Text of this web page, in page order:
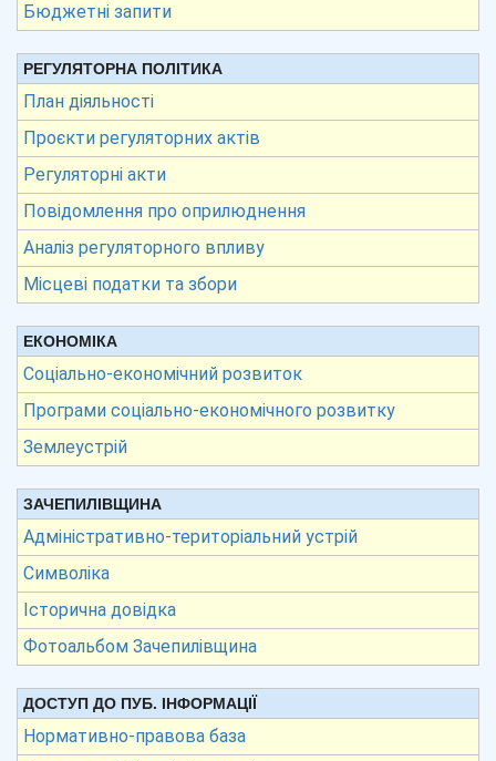
Бюджетні запити
РЕГУЛЯТОРНА ПОЛІТИКА
План діяльності
Проєкти регуляторних актів
Регуляторні акти
Повідомлення про оприлюднення
Аналіз регуляторного впливу
Місцеві податки та збори
ЕКОНОМІКА
Соціально-економічний розвиток
Програми соціально-економічного розвитку
Землеустрій
ЗАЧЕПИЛІВЩИНА
Адміністративно-територіальний устрій
Символіка
Історична довідка
Фотоальбом Зачепилівщина
ДОСТУП ДО ПУБ. ІНФОРМАЦІЇ
Нормативно-правова база